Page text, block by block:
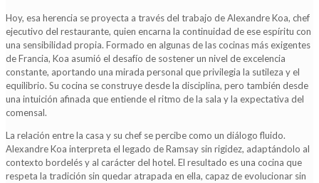
Hoy, esa herencia se proyecta a través del trabajo de Alexandre Koa, chef
ejecutivo del restaurante, quien encarna la continuidad de ese espíritu con
una sensibilidad propia. Formado en algunas de las cocinas más exigentes
de Francia, Koa asumió el desafío de sostener un nivel de excelencia
constante, aportando una mirada personal que privilegia la sutileza y el
equilibrio. Su cocina se construye desde la disciplina, pero también desde
una intuición afinada que entiende el ritmo de la sala y la expectativa del
comensal.
La relación entre la casa y su chef se percibe como un diálogo fluido.
Alexandre Koa interpreta el legado de Ramsay sin rigidez, adaptándolo al
contexto bordelés y al carácter del hotel. El resultado es una cocina que
respeta la tradición sin quedar atrapada en ella, capaz de evolucionar sin